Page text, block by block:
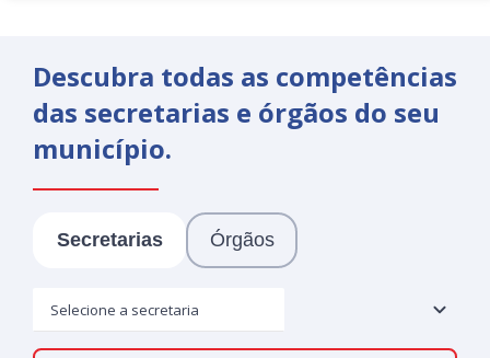
Descubra todas as competências
das secretarias e órgãos do seu
município.
Secretarias Órgãos
Selecione a secretaria